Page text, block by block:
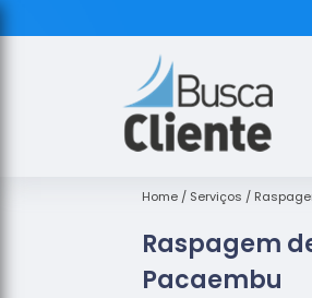
Home Serviços
Raspagem
Pacaembu